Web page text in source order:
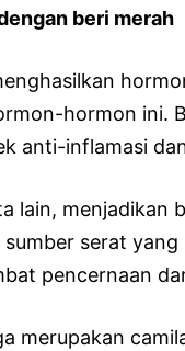
beri merah
hormon ini.
anti-inflamasi
lain, menjadikan
sumber serat
pencernaan
merupakan